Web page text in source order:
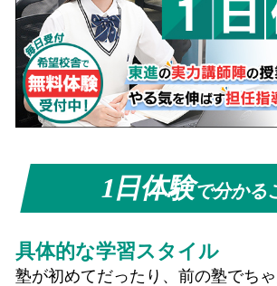
1日体験で分かる
具体的な学習スタイル
塾が初めてだったり、前の塾でち